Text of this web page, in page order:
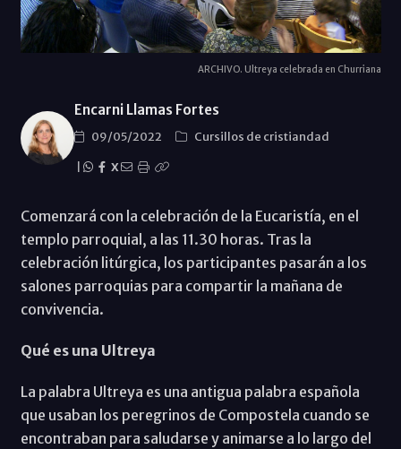
ARCHIVO. Ultreya celebrada en Churriana
Encarni Llamas Fortes
09/05/2022
Cursillos de cristiandad
X
Comenzará con la celebración de la Eucaristía, en el
templo parroquial, a las 11.30 horas. Tras la
celebración litúrgica, los participantes pasarán a los
salones parroquias para compartir la mañana de
convivencia.
Qué es una Ultreya
La palabra Ultreya es una antigua palabra española
que usaban los peregrinos de Compostela cuando se
encontraban para saludarse y animarse a lo largo del